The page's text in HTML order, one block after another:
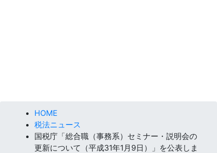
HOME
税法ニュース
国税庁「総合職（事務系）セミナー・説明会の
更新について（平成31年1月9日）」を公表しま